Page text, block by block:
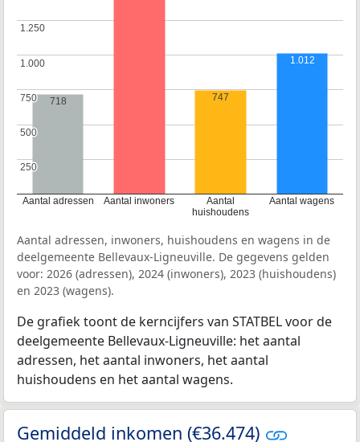
Aantal adressen Aantal inwoners
Aantal
huishoudens
Aantal wagens
250
250
500
500
750
750
1.000
1.000
1.250
1.250
718 747
1.012
Aantal adressen, inwoners, huishoudens en wagens in de
deelgemeente Bellevaux-Ligneuville. De gegevens gelden
voor: 2026 (adressen), 2024 (inwoners), 2023 (huishoudens)
en 2023 (wagens).
De grafiek toont de kerncijfers van STATBEL voor de
deelgemeente Bellevaux-Ligneuville: het aantal
adressen, het aantal inwoners, het aantal
huishoudens en het aantal wagens.
Gemiddeld inkomen (€36.474)